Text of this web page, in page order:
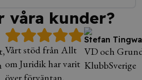
våra kunder?
Vårt stöd från Allt
om Juridik har varit
Stefan
VD och
KlubbSverige